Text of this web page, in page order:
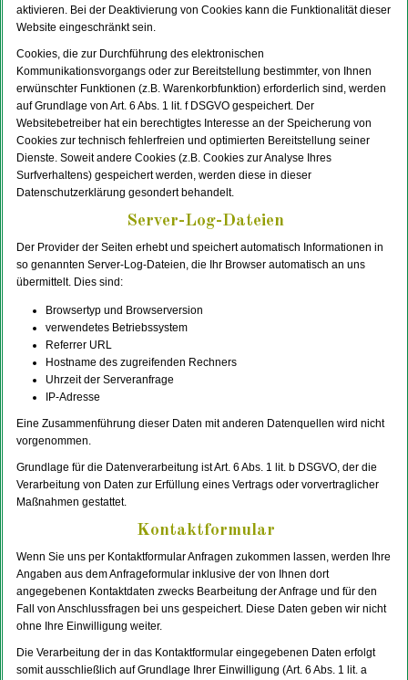
aktivieren. Bei der Deaktivierung von Cookies kann die Funktionalität dieser
Website eingeschränkt sein.
Cookies, die zur Durchführung des elektronischen
Kommunikationsvorgangs oder zur Bereitstellung bestimmter, von Ihnen
erwünschter Funktionen (z.B. Warenkorbfunktion) erforderlich sind, werden
auf Grundlage von Art. 6 Abs. 1 lit. f DSGVO gespeichert. Der
Websitebetreiber hat ein berechtigtes Interesse an der Speicherung von
Cookies zur technisch fehlerfreien und optimierten Bereitstellung seiner
Dienste. Soweit andere Cookies (z.B. Cookies zur Analyse Ihres
Surfverhaltens) gespeichert werden, werden diese in dieser
Datenschutzerklärung gesondert behandelt.
Server-Log-Dateien
Der Provider der Seiten erhebt und speichert automatisch Informationen in
so genannten Server-Log-Dateien, die Ihr Browser automatisch an uns
übermittelt. Dies sind:
Browsertyp und Browserversion
verwendetes Betriebssystem
Referrer URL
Hostname des zugreifenden Rechners
Uhrzeit der Serveranfrage
IP-Adresse
Eine Zusammenführung dieser Daten mit anderen Datenquellen wird nicht
vorgenommen.
Grundlage für die Datenverarbeitung ist Art. 6 Abs. 1 lit. b DSGVO, der die
Verarbeitung von Daten zur Erfüllung eines Vertrags oder vorvertraglicher
Maßnahmen gestattet.
Kontaktformular
Wenn Sie uns per Kontaktformular Anfragen zukommen lassen, werden Ihre
Angaben aus dem Anfrageformular inklusive der von Ihnen dort
angegebenen Kontaktdaten zwecks Bearbeitung der Anfrage und für den
Fall von Anschlussfragen bei uns gespeichert. Diese Daten geben wir nicht
ohne Ihre Einwilligung weiter.
Die Verarbeitung der in das Kontaktformular eingegebenen Daten erfolgt
somit ausschließlich auf Grundlage Ihrer Einwilligung (Art. 6 Abs. 1 lit. a